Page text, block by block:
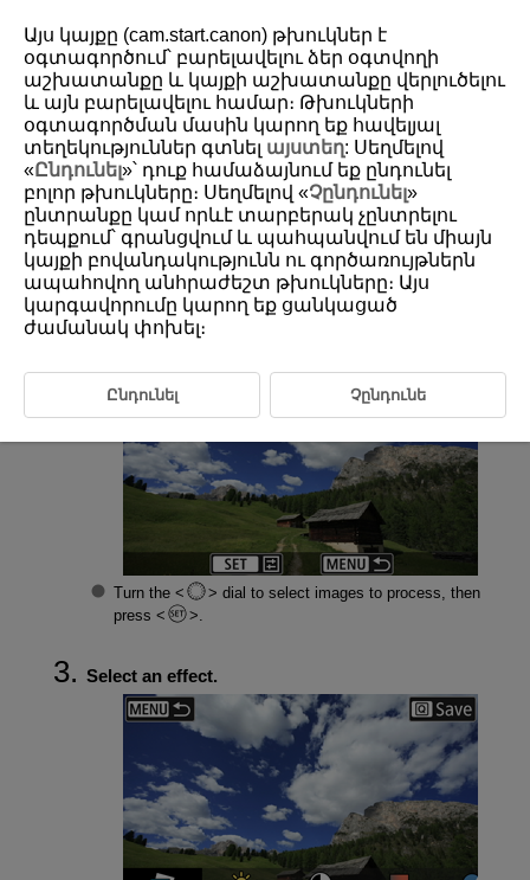
D388-160
Creative Assist
You can process RAW images by applying your preferred effects and
saving as JPEGs.
Select [ :Creative Assist] (
).
Select an image.
Turn the
dial to select images to process, then
press
.
Select an effect.
Այս կայքը (cam.start.canon) թխուկներ է
օգտագործում՝ բարելավելու ձեր օգտվողի
աշխատանքը և կայքի աշխատանքը վերլուծելու
և այն բարելավելու համար։ Թխուկների
օգտագործման մասին կարող եք հավելյալ
տեղեկություններ գտնել այստեղ: Սեղմելով
«Ընդունել»՝ դուք համաձայնում եք ընդունել
բոլոր թխուկները։ Սեղմելով «Չընդունել»
ընտրանքը կամ որևէ տարբերակ չընտրելու
դեպքում՝ գրանցվում և պահպանվում են միայն
կայքի բովանդակությունն ու գործառույթներն
ապահովող անհրաժեշտ թխուկները։ Այս
կարգավորումը կարող եք ցանկացած
ժամանակ փոխել։
Ընդունել Չընդունե